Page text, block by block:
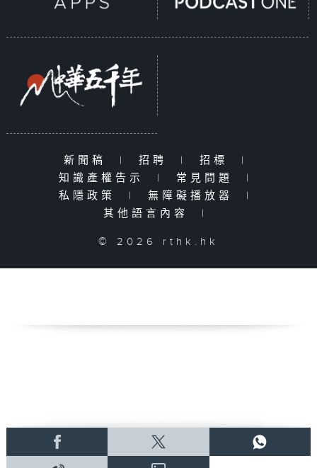
新聞稿 | 招聘 | 招標
|
知識產權告示
| 常見問題
|
私隱政策
| 無障礙播放器
|
其他語言內容
|
© 2026 rthk.hk